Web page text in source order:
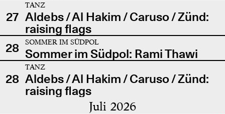
27
TANZ
Aldebs / Al Hakim / Caruso / Zünd:
raising flags
28
SOMMER IM SÜDPOL
Sommer im Südpol: Rami Thawi
28
TANZ
Aldebs / Al Hakim / Caruso / Zünd:
raising flags
Juli 2026